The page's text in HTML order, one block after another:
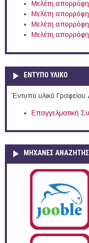
Μελέτη
Μελέτη
Μελέτη
Μελέτη
ΕΝΤΥΠΟ ΥΛΙΚΟ
Έντυπο υλικό
Επαγγελματική
ΜΗΧΑΝΕΣ